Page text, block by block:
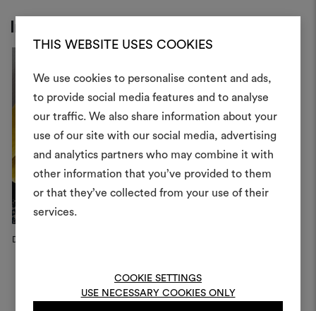
THIS WEBSITE USES COOKIES
We use cookies to personalise content and ads,
to provide social media features and to analyse
our traffic. We also share information about your
use of our site with our social media, advertising
and analytics partners who may combine it with
other information that you’ve provided to them
or that they’ve collected from your use of their
services.
COOKIE SETTINGS
USE NECESSARY COOKIES ONLY
Inspiration
Dedar Campaign, 2026
Crea
Uno strumento interattivo
e condividere le tue idee,